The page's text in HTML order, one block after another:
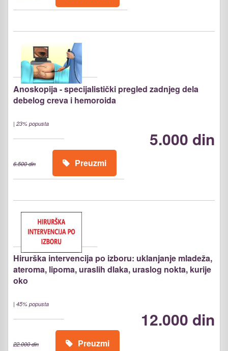
Anoskopija - specijalistički pregled zadnjeg dela
debelog creva i hemoroida
| 23% popusta
5.000 din
6.500 din Preuzmi
Hirurška intervencija po izboru: uklanjanje mladeža,
ateroma, lipoma, uraslih dlaka, uraslog nokta, kurije
oko
| 45% popusta
12.000 din
22.000 din Preuzmi